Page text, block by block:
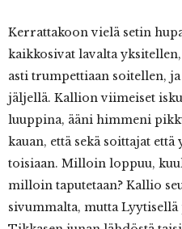
Kerrattakoon vielä setin
kaikkosivat lavalta
asti trumpettiaan soitellen,
jäljellä. Kallion viimeiset
luuppina, ääni himmeni
kauan, että sekä soittajat
toisiaan. Milloin loppuu,
milloin taputetaan? Kallio
sivummalta, mutta